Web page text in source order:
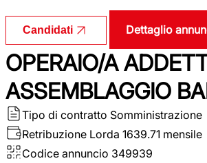
Candidati Dettaglio
OPERAIO/A
ASSEMBLAGGIO
Tipo di contratto Somministrazione
Retribuzione Lorda 1639.71 mensile
Codice annuncio 349939